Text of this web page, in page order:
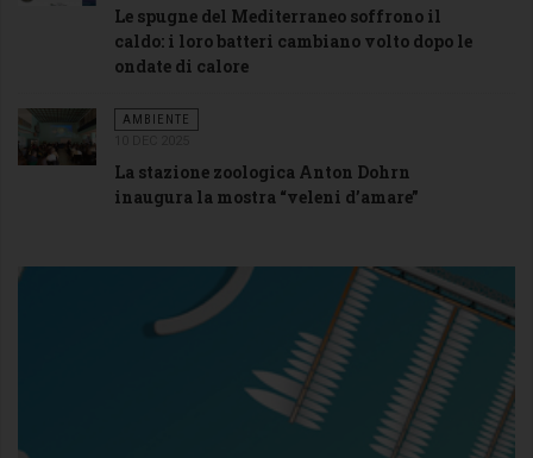
Le spugne del Mediterraneo soffrono il
caldo: i loro batteri cambiano volto dopo le
ondate di calore
AMBIENTE
La stazione zoologica Anton Dohrn
inaugura la mostra “veleni d’amare”